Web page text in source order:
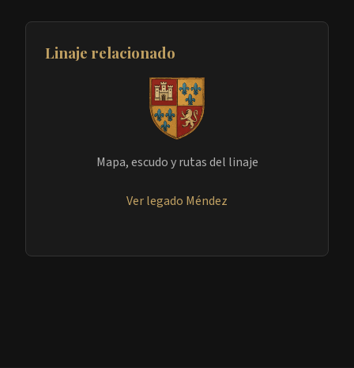
Linaje relacionado
Mapa, escudo y rutas del linaje
Ver legado Méndez